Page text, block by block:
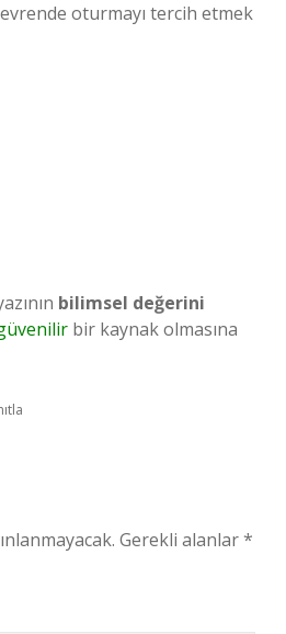
oturmayı tercih etmek
bilimsel değerini
bir kaynak olmasına
Gerekli alanlar*